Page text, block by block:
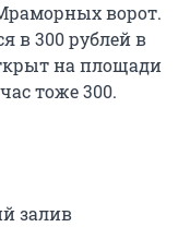
ворот.
в 300 рублей в
на площади
тоже 300.
залив